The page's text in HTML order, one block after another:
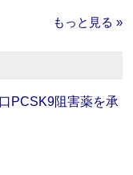
もっと見る »
PCSK9阻害薬を承